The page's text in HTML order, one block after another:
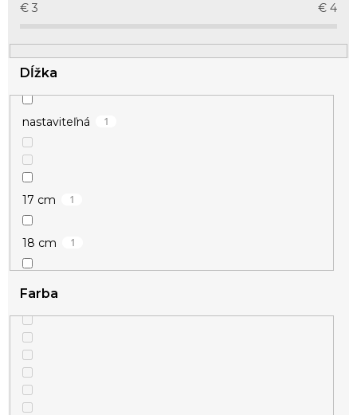
k
t
v
€ 3 € 4
Dĺžka
nastaviteľná 1
17 cm 1
18 cm 1
19 cm
20 cm
Farba